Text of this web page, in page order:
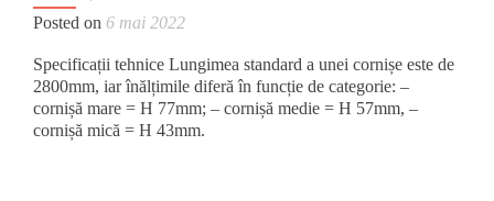
Posted on 6 mai 2022
Specificații tehnice Lungimea standard a unei cornișe este de
2800mm, iar înălțimile diferă în funcție de categorie: –
cornișă mare = H 77mm; – cornișă medie = H 57mm, –
cornișă mică = H 43mm.